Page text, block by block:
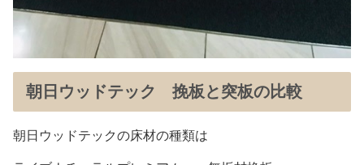
朝日ウッドテック 挽板と突板の比較
朝日ウッドテックの床材の種類は